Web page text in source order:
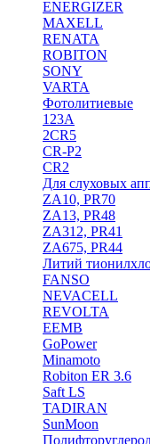
ENERGIZER
MAXELL
RENATA
ROBITON
SONY
VARTA
Фотолитиевые
123A
2CR5
CR-P2
CR2
Для слуховых
ZA10, PR70
ZA13, PR48
ZA312, PR41
ZA675, PR44
Литий
FANSO
NEVACELL
REVOLTA
EEMB
GoPower
Minamoto
Robiton ER 3.6
Saft LS
TADIRAN
SunMoon